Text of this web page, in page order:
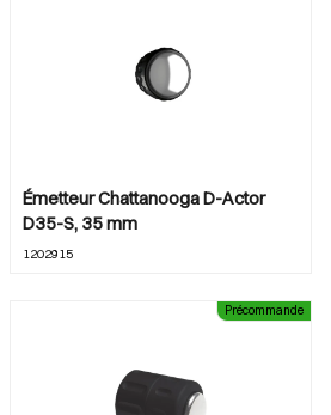
Émetteur Chattanooga D-Actor
D35-S, 35 mm
1202915
Précommande